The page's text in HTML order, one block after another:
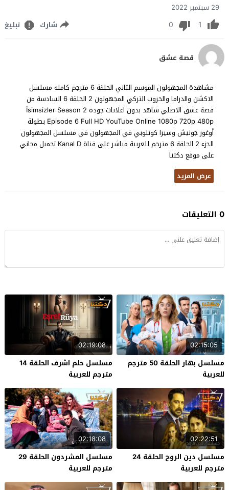
29 سبتمبر 2022
1
0 شارك تبليغ
قصة عشق
مشاهدة المجهولون الموسم الثاني الحلقة 6 مترجم كاملة مسلسل
الاكشن والدراما والحروب التركي المجهولون 2 الحلقة 6 السادسة من
قصة عشق الاصلي شاهد بدون اعلانات جودة İsimsizler Season 2
Episode 6 Full HD YouTube Online 1080p 720p 480p بطولة
أوغور جونيش وسيرا كوتلوبي في المجهولون في مسلسل المجهولون
الجزء 2 الحلقة 6 مترجم للعربية مباشر على قناة Kanal D تحميل مجاني
على موقع دكتنا
عرض المزيد
0 التعليقات
02:15:05
مسلسل بهار الحلقة 50 مترجم
للعربية
02:19:08
مسلسل حلم اشرف الحلقة 14
مترجم للعربية
02:22:51
مسلسل دين الروح الحلقة 24
مترجم للعربية
02:18:08
مسلسل المشردون الحلقة 29
مترجم للعربية